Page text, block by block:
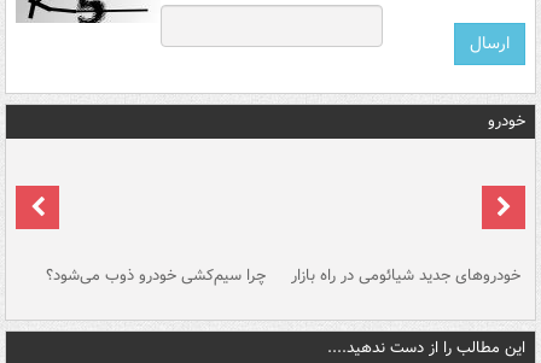
خودرو
خودروهای جدید شیائومی در راه بازار چرا سیم‌کشی خودرو ذوب می‌شود؟
این مطالب را از دست ندهید....